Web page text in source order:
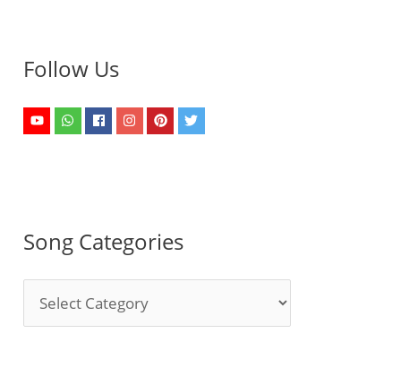
Follow Us
Song Categories
o